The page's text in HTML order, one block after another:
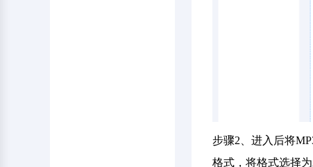
步骤2、进入后将
格式，将格式选择